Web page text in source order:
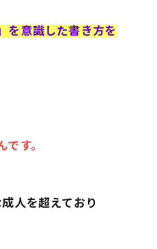
を意識した書き方を
す。
人を超えており